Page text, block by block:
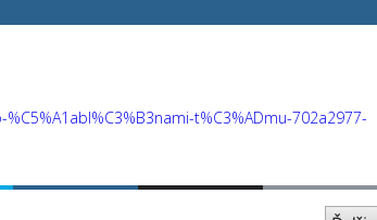
t%C3%ADmu-702a2977-